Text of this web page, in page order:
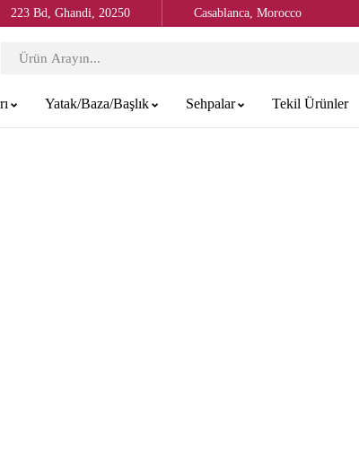
223 Bd, Ghandi, 20250 Casablanca, Morocco
Yatak/Baza/Başlık Sehpalar Tekil Ürünler